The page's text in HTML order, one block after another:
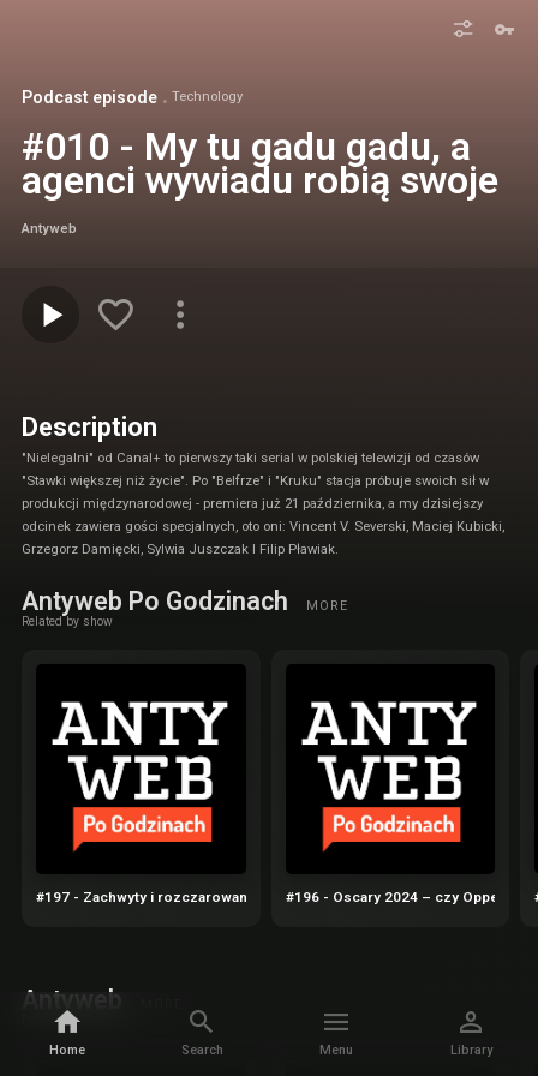
Home Search Menu Library
Podcast episode Technology
#010 - My tu gadu gadu, a
agenci wywiadu robią swoje
Antyweb
Description
"Nielegalni" od Canal+ to pierwszy taki serial w polskiej telewizji od czasów
"Stawki większej niż życie". Po "Belfrze" i "Kruku" stacja próbuje swoich sił w
produkcji międzynarodowej - premiera już 21 października, a my dzisiejszy
odcinek zawiera gości specjalnych, oto oni: Vincent V. Severski, Maciej Kubicki,
Grzegorz Damięcki, Sylwia Juszczak I Filip Pławiak.
Antyweb Po Godzinach MORE
Related by show
#197 - Zachwyty i rozczarowania iPhone 16 Pro#196 - Oscary 2024 – czy
Antyweb
Related by podcaster